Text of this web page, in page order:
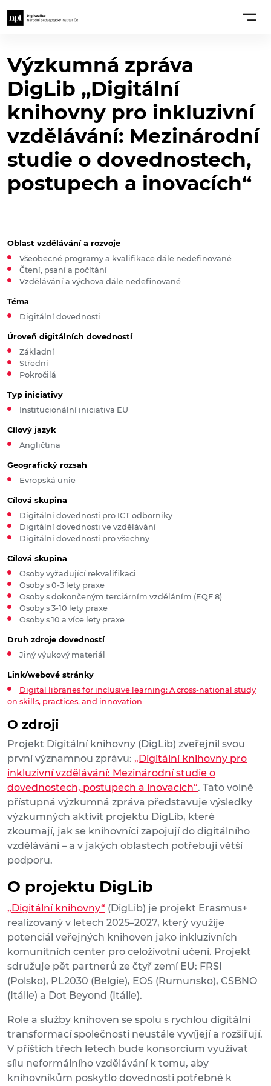
Výzkumná zpráva
DigLib „Digitální
knihovny pro inkluzivní
vzdělávání: Mezinárodní
studie o dovednostech,
postupech a inovacích“
O zdroji
Projekt Digitální knihovny (DigLib) zveřejnil svou
první významnou zprávu: „Digitální knihovny pro
inkluzivní vzdělávání: Mezinárodní studie o
dovednostech, postupech a inovacích“. Tato volně
přístupná výzkumná zpráva představuje výsledky
výzkumných aktivit projektu DigLib, které
zkoumají, jak se knihovníci zapojují do digitálního
vzdělávání – a v jakých oblastech potřebují větší
podporu.
O projektu DigLib
„Digitální knihovny“ (DigLib) je projekt Erasmus+
realizovaný v letech 2025–2027, který využije
potenciál veřejných knihoven jako inkluzivních
komunitních center pro celoživotní učení. Projekt
sdružuje pět partnerů ze čtyř zemí EU: FRSI
(Polsko), PL2030 (Belgie), EOS (Rumunsko), CSBNO
(Itálie) a Dot Beyond (Itálie).
Role a služby knihoven se spolu s rychlou digitální
transformací společnosti neustále vyvíjejí a rozšiřují.
V příštích třech letech bude konsorcium využívat
sílu neformálního vzdělávání k tomu, aby
knihovníkům poskytlo dovednosti potřebné k
Oblast vzdělávání a rozvoje
Všeobecné programy a kvalifikace dále nedefinované
Čtení, psaní a počítání
Vzdělávání a výchova dále nedefinované
Téma
Digitální dovednosti
Úroveň digitálních dovedností
Základní
Střední
Pokročilá
Typ iniciativy
Institucionální iniciativa EU
Cílový jazyk
Angličtina
Geografický rozsah
Evropská unie
Cílová skupina
Digitální dovednosti pro ICT odborníky
Digitální dovednosti ve vzdělávání
Digitální dovednosti pro všechny
Cílová skupina
Osoby vyžadující rekvalifikaci
Osoby s 0-3 lety praxe
Osoby s dokončeným terciárním vzděláním (EQF 8)
Osoby s 3-10 lety praxe
Osoby s 10 a více lety praxe
Druh zdroje dovedností
Jiný výukový materiál
Link/webové stránky
Digital libraries for inclusive learning: A cross-national study
on skills, practices, and innovation